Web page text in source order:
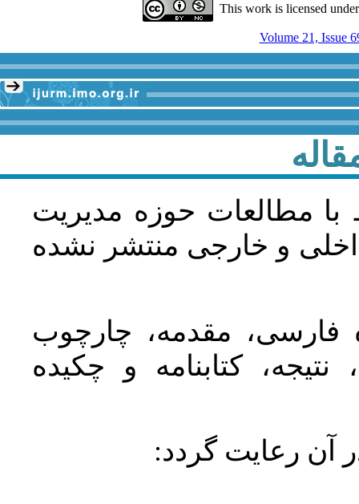
This work is licensed
Volume 21, Issue
با مطالعات حوزه مديريت
و خارجی منتشر نشده
فارسی، مقدمه، چارچوب
کتابنامه و چکیده
آن رعايت گردد: